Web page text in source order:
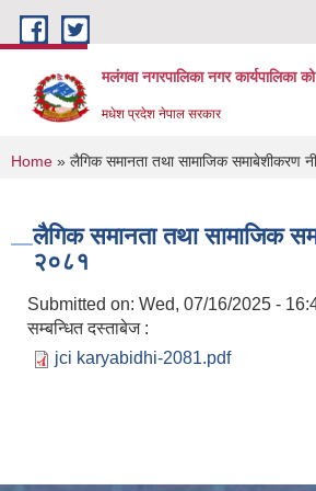
Skip to main content
मलंगवा नगरपालिका नगर कार्यपालिका
मधेश प्रदेश नेपाल सरकार
You are here
Home » लैगिक समानता तथा सामाजिक समाबेशीकरण
लैगिक समानता तथा सामाजिक
२०८१
Submitted on: Wed, 07/16/2025 -
सम्बन्धित दस्ताबेज :
jci karyabidhi-2081.pdf